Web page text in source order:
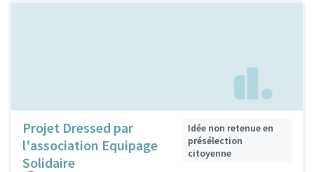
Projet Dressed par
l'association Equipage
Solidaire
Idée non retenue en
présélection
citoyenne